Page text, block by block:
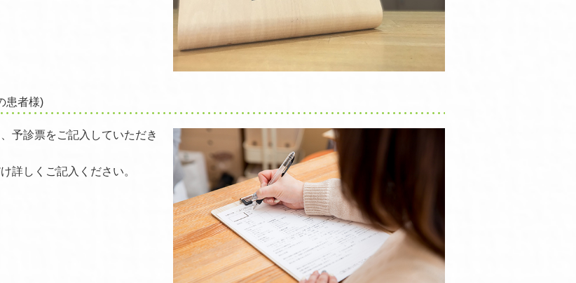
患者様)
予診票をご記入していただき
詳しくご記入ください。